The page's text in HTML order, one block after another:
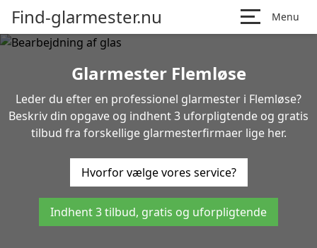
Find-glarmester.nu Menu
Glarmester Flemløse
Leder du efter en professionel glarmester i Flemløse?
Beskriv din opgave og indhent 3 uforpligtende og gratis
tilbud fra forskellige glarmesterfirmaer lige her.
Hvorfor vælge vores service?
Indhent 3 tilbud, gratis og uforpligtende